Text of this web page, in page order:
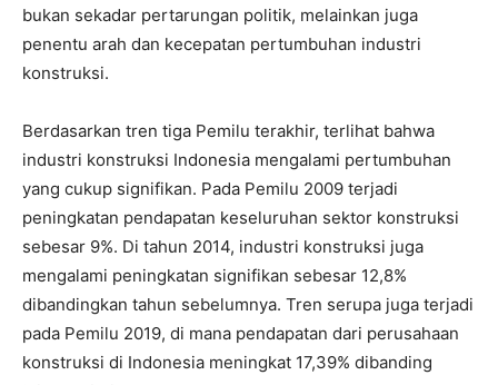
bukan sekadar pertarungan politik, melainkan juga
penentu arah dan kecepatan pertumbuhan industri
konstruksi.
Berdasarkan tren tiga Pemilu terakhir, terlihat bahwa
industri konstruksi Indonesia mengalami pertumbuhan
yang cukup signifikan. Pada Pemilu 2009 terjadi
peningkatan pendapatan keseluruhan sektor konstruksi
sebesar 9%. Di tahun 2014, industri konstruksi juga
mengalami peningkatan signifikan sebesar 12,8%
dibandingkan tahun sebelumnya. Tren serupa juga terjadi
pada Pemilu 2019, di mana pendapatan dari perusahaan
konstruksi di Indonesia meningkat 17,39% dibanding